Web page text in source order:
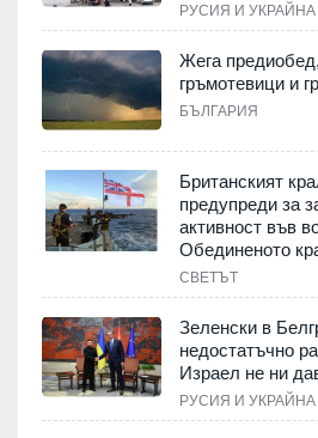
РУСИЯ И УКРАЙНА
Жега
гръмотевици и
БЪЛГАРИЯ
Британският
предупреди за
активност във
Обединеното
СВЕТЪТ
Зеленски в
недостатъчно
Израел не ни
РУСИЯ И УКРАЙНА